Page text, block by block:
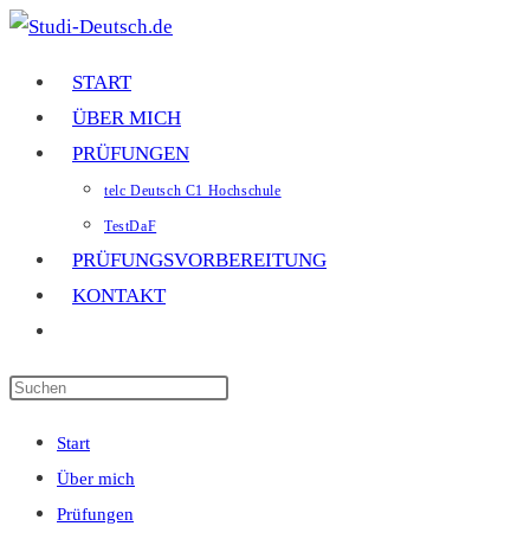
Zum
springen
START
ÜBER MICH
PRÜFUNGEN
telc Deutsch C1 Hochschule
TestDaF
PRÜFUNGSVORBEREITUNG
KONTAKT
UMSCHALTEN
Press
Start
Über mich
Prüfungen